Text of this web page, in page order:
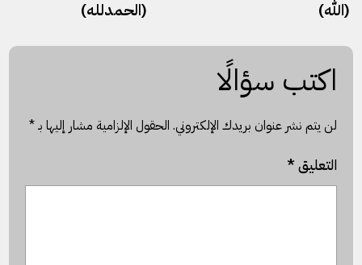
(الله)
(الحمدلله)
اكتب سؤالًا
لن يتم نشر عنوان بريدك الإلكتروني. الحقول الإلزامية مشار إليها بـ*
التعليق*